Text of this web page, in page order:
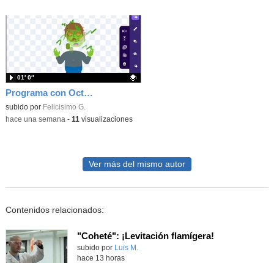
Programa con OctoStudio, un juego homenajeando al House of the dead con Zombies
Contenido educativo.
subido por Felicisimo G.
01′ 0″
-hace una semana - 11 visualizaciones
Ver más del mismo autor
Contenidos relacionados:
"Coheté": ¡Levitación flamígera!
Contenido educativo.
subido por Luis M.
hace 13 horas